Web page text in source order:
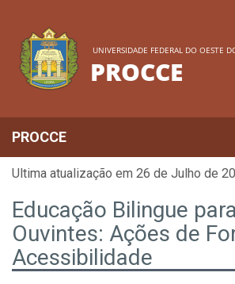
UNIVERSIDADE FEDERAL DO OESTE
PROCCE
PROCCE
Ultima atualização em 26 de Julho de
Educação Bilingue
Ouvintes: Ações de
Acessibilidade